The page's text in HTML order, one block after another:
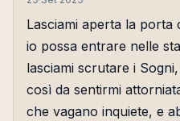
Lasciami aperta la porta
io possa entrare nelle
lasciami scrutare i
così da sentirmi
che vagano inquiete, e